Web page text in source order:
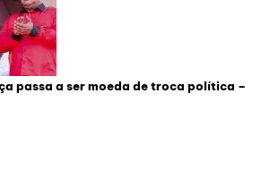
passa a ser moeda de troca política –